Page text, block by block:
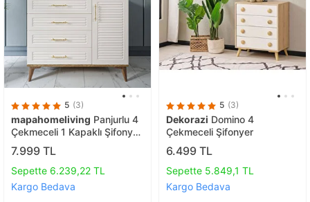
5 (3)
mapahomeliving Panjurlu 4
Çekmeceli 1 Kapaklı Şifonyer
– Modern Tasarım, Mdf
Kapak,ekru Ceviz
7.999 TL
Sepette 6.239,22 TL
Kargo Bedava
5 (3)
Dekorazi Domino 4
Çekmeceli Şifonyer
6.499 TL
Sepette 5.849,1 TL
Kargo Bedava